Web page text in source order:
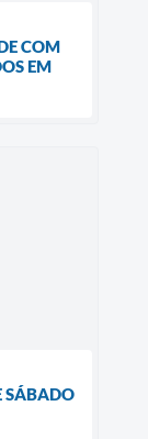
COM
EM
SÁBADO